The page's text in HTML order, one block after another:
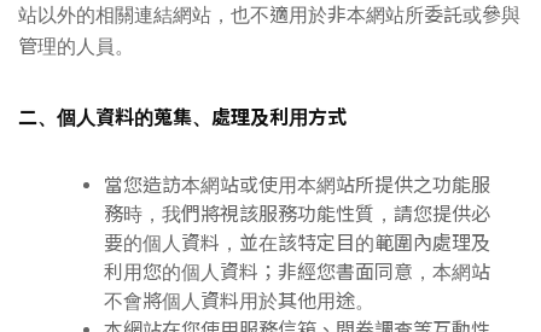
站以外的相關連結網站，也不適用於非本網站所委託或參與
管理的人員。
二、個人資料的蒐集、處理及利用方式
當您造訪本網站或使用本網站所提供之功能服
務時，我們將視該服務功能性質，請您提供必
要的個人資料，並在該特定目的範圍內處理及
利用您的個人資料；非經您書面同意，本網站
不會將個人資料用於其他用途。